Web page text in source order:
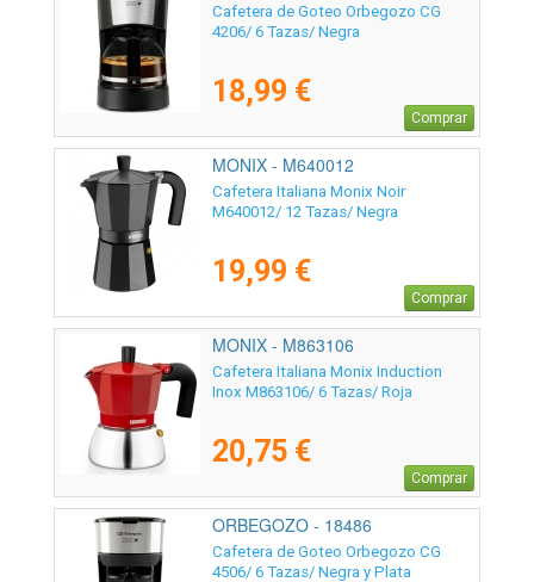
Cafetera de Goteo Orbegozo CG
4206/ 6 Tazas/ Negra
18,99 €
Comprar
MONIX - M640012
Cafetera Italiana Monix Noir
M640012/ 12 Tazas/ Negra
19,99 €
Comprar
MONIX - M863106
Cafetera Italiana Monix Induction
Inox M863106/ 6 Tazas/ Roja
20,75 €
Comprar
ORBEGOZO - 18486
Cafetera de Goteo Orbegozo CG
4506/ 6 Tazas/ Negra y Plata